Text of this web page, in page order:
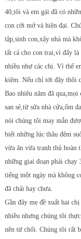
40,tôi và em gái đã có
con cởi mở và hiện đại.
tập,sinh con,xây nhà mà
tất cả cho con trai,vì đấy
nhiều như các chị. Vì thế
kiệm. Nếu chỉ tới đây thôi
Bao nhiêu năm đã
san sẻ,từ sửa nhà cửa,ốm
nói chúng tôi may mắn
biết những lúc thâu đêm
vừa ăn vừa tranh thủ hoàn
những giai đoạn phải chạy
tiếng một ngày mà không
đã chải hay chưa.
Gần đây mẹ đề xuất hai
nhiều nhưng chúng tôi
nên từ chối. Chúng tôi rất